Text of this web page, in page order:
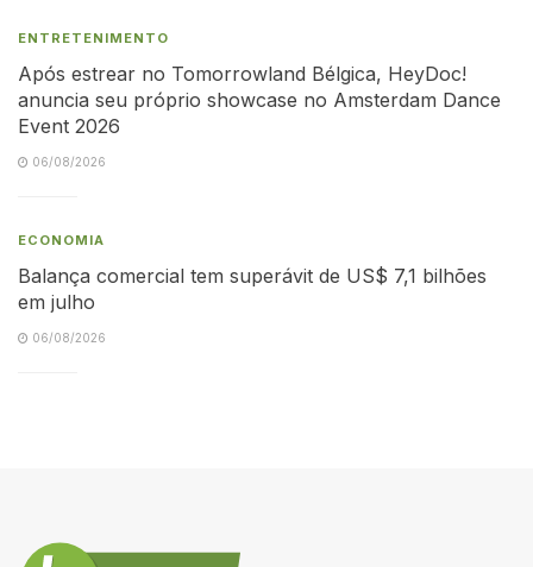
ENTRETENIMENTO
Após estrear no Tomorrowland Bélgica, HeyDoc!
anuncia seu próprio showcase no Amsterdam Dance
Event 2026
06/08/2026
ECONOMIA
Balança comercial tem superávit de US$ 7,1 bilhões
em julho
06/08/2026